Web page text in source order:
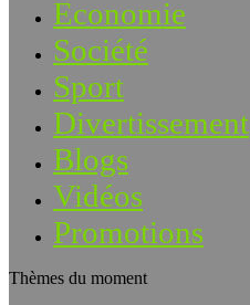
Economie
Société
Sport
Divertissement
Blogs
Vidéos
Promotions
Thèmes du moment